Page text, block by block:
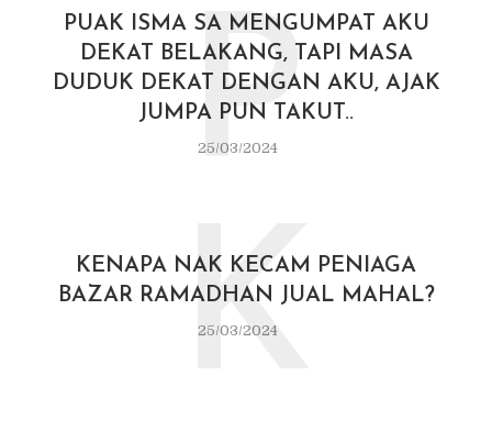
PUAK ISMA SA MENGUMPAT AKU
DEKAT BELAKANG, TAPI MASA
DUDUK DEKAT DENGAN AKU, AJAK
JUMPA PUN TAKUT..
25/03/2024
P
KENAPA NAK KECAM PENIAGA
BAZAR RAMADHAN JUAL MAHAL?
25/03/2024
K